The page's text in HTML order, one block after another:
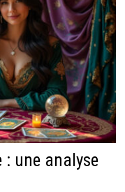
: une analyse